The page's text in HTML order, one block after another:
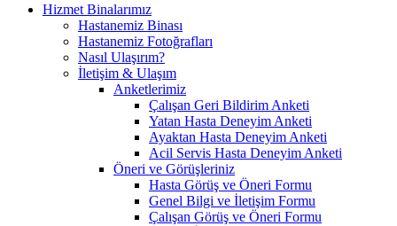
Hizmet Binalarımız
Hastanemiz Binası
Hastanemiz Fotoğrafları
Nasıl Ulaşırım?
İletişim & Ulaşım
Anketlerimiz
Çalışan Geri Bildirim Anketi
Yatan Hasta Deneyim Anketi
Ayaktan Hasta Deneyim Anketi
Acil Servis Hasta Deneyim Anketi
Öneri ve Görüşleriniz
Hasta Görüş ve Öneri Formu
Genel Bilgi ve İletişim Formu
Çalışan Görüş ve Öneri Formu